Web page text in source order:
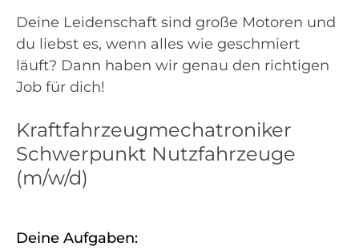
Deine Leidenschaft sind große Motoren und
du liebst es, wenn alles wie geschmiert
läuft? Dann haben wir genau den richtigen
Job für dich!
Kraftfahrzeugmechatroniker
Schwerpunkt Nutzfahrzeuge
(m/w/d)
Deine Aufgaben: